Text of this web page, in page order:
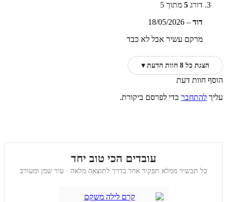
דורג 5 מתוך 5
דוד –
18/05/2026
מרקם עשיר אבל לא כבד
הצגת כל 8 חוות הדעת ▾
הוסף חוות דעת
עליך להתחבר כדי לפרסם ביקורת.
עובדים הכי טוב יחד
כל תכשיר ממלא תפקיד אחר בדרך לתוצאה מלאה · עור שמן ומעורב